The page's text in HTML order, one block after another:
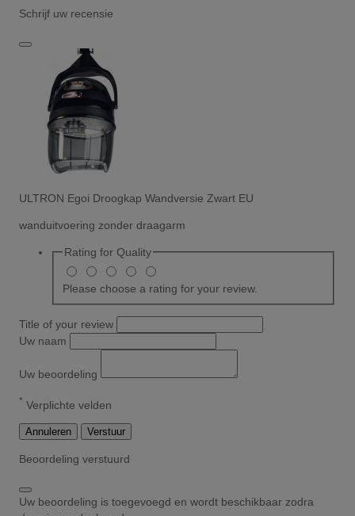
Schrijf uw recensie
ULTRON Egoi Droogkap Wandversie Zwart EU
wanduitvoering zonder draagarm
Rating for Quality
Please choose a rating for your review.
Title of your review
Uw naam
Uw beoordeling
* Verplichte velden
Annuleren Verstuur
Beoordeling verstuurd
Uw beoordeling is toegevoegd en wordt beschikbaar zodra